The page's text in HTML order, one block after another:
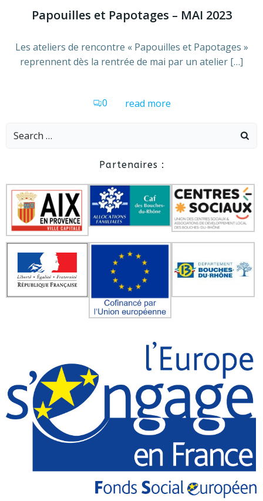
Papouilles et Papotages – MAI 2023
Les ateliers de rencontre « Papouilles et Papotages »
reprennent dès la rentrée de mai par un atelier […]
0 read more
Search
Partenaires :